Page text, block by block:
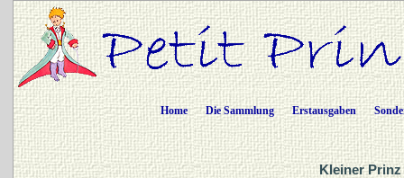
Home Die Sammlung Erstausgaben
Kleiner Prinz